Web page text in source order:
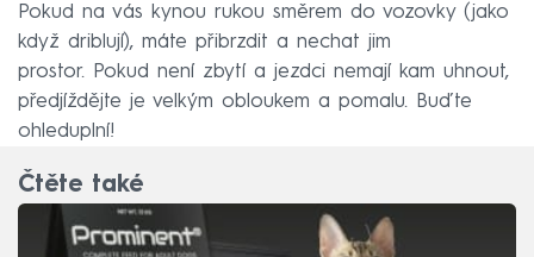
Pokud na vás kynou rukou směrem do vozovky (jako
když driblují), máte přibrzdit a nechat jim
prostor. Pokud není zbytí a jezdci nemají kam uhnout,
předjíždějte je velkým obloukem a pomalu. Buďte
ohleduplní!
Čtěte také